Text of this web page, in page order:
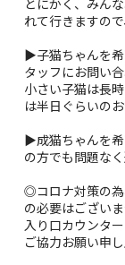
れて行きますの
▶子猫ちゃんを
タッフにお問い
小さい子猫は長
は半日ぐらいの
▶成猫ちゃんを
の方でも問題な
◎コロナ対策の
の必要はございま
入り口カウンタ
ご協力お願い申し